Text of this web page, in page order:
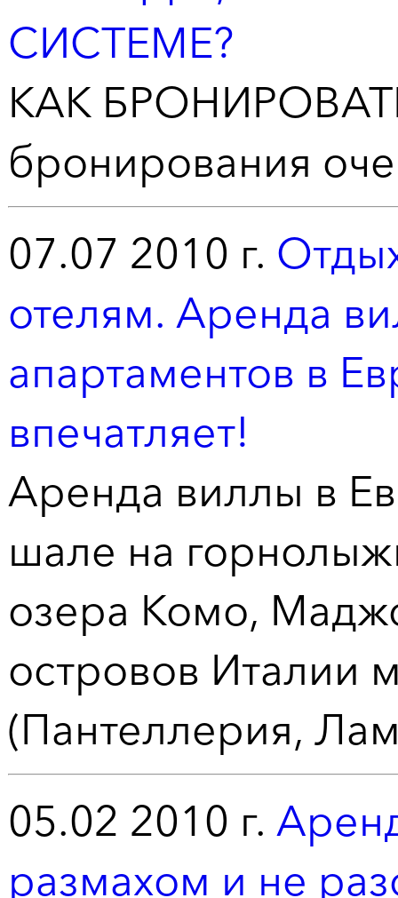
СИСТЕМЕ?
КАК
бронирования
07.07 2010 г.
отелям. Аренда
апартаментов в
впечатляет!
Аренда виллы в
шале на
озера Комо,
островов Италии
(Пантеллерия,
05.02 2010 г.
размахом и не